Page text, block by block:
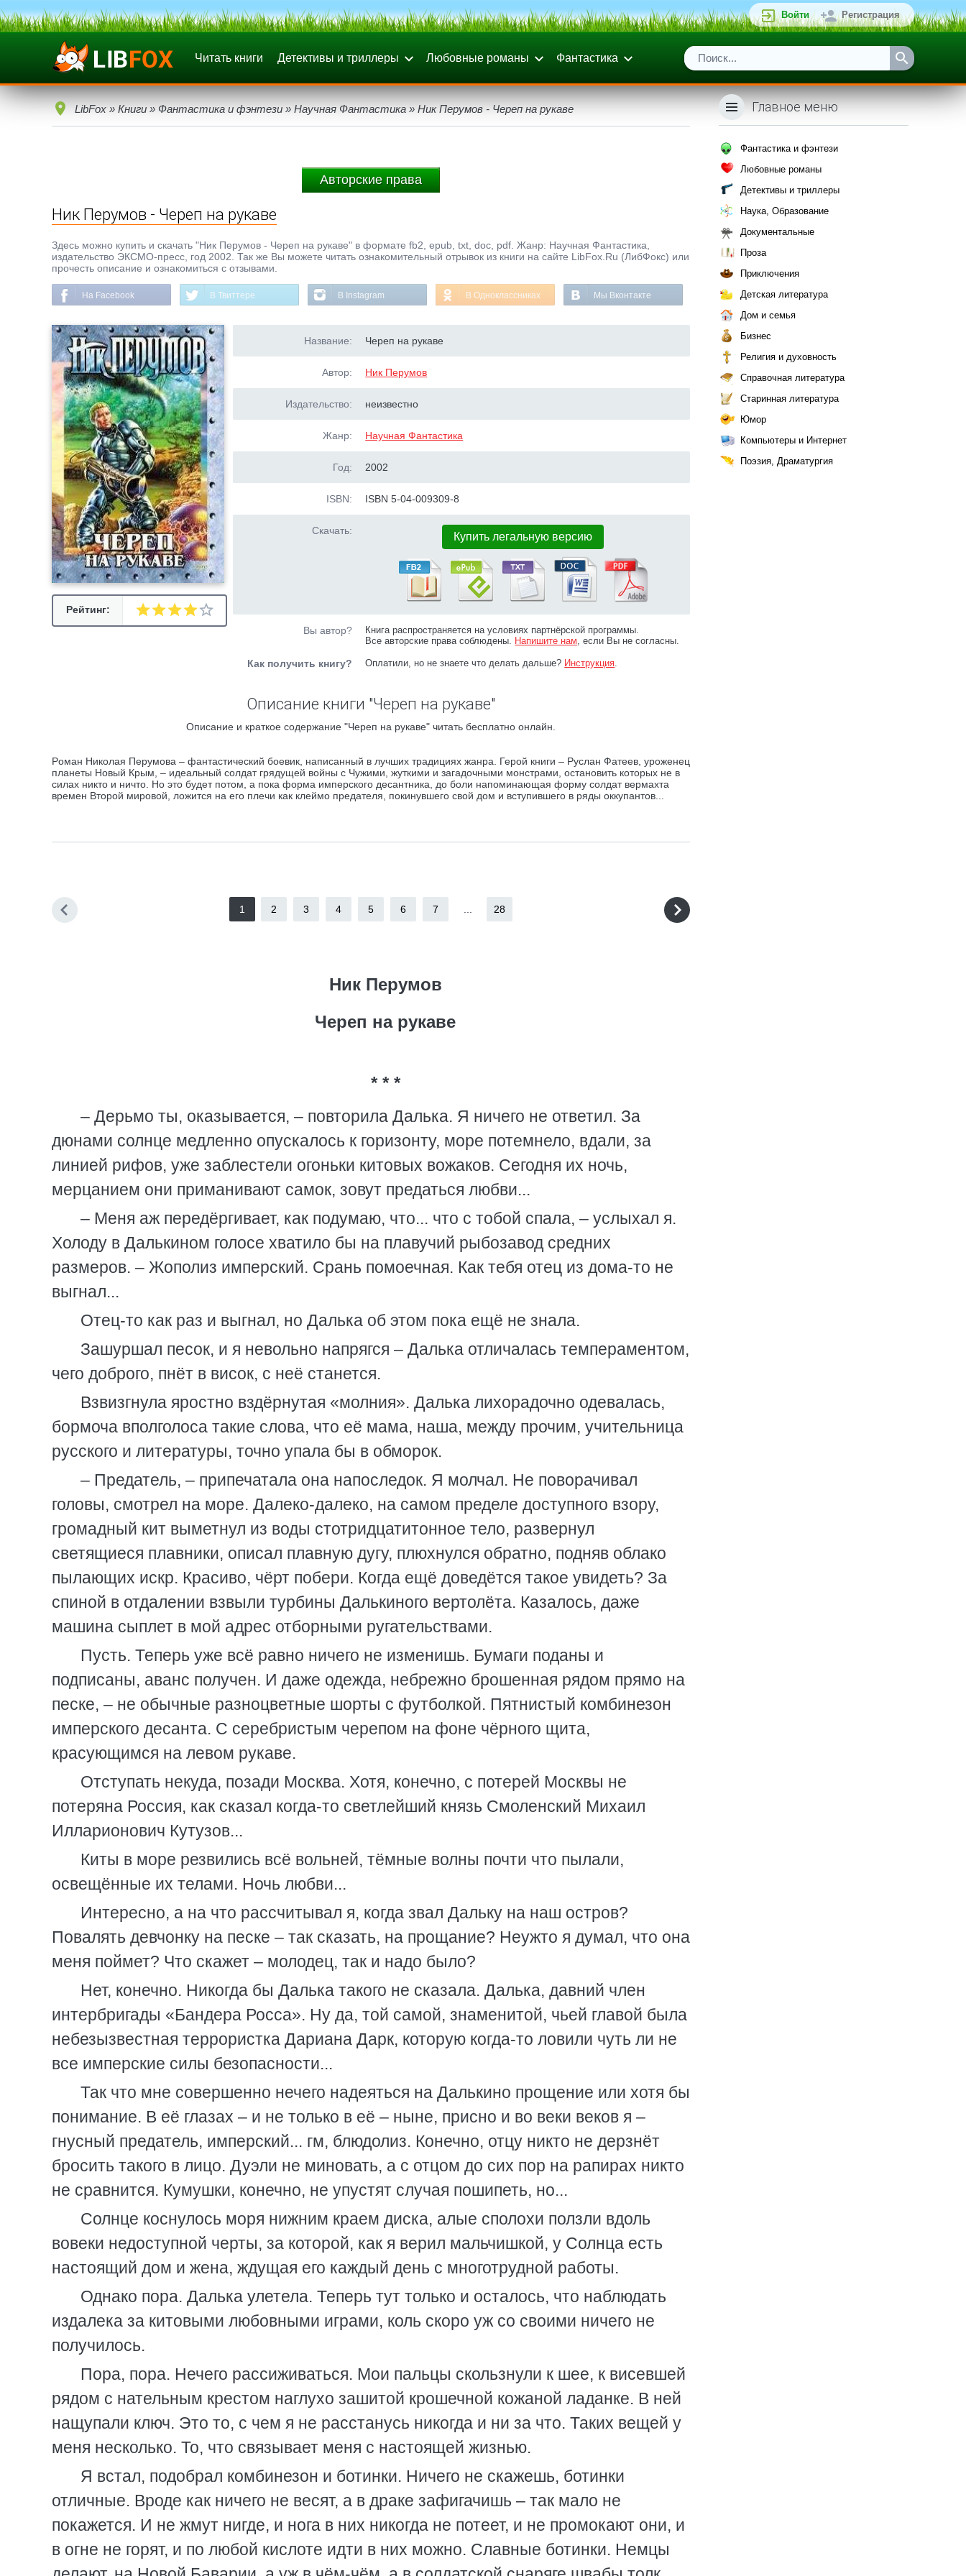
Войти Регистрация
Читать книги Детективы и триллеры Любовные романы Фантастика
LibFox » Книги » Фантастика и фэнтези » Научная Фантастика » Ник Перумов - Череп на рукаве
Авторские права
Ник Перумов - Череп на рукаве
Здесь можно купить и скачать "Ник Перумов - Череп на рукаве" в формате fb2, epub, txt, doc, pdf. Жанр: Научная Фантастика,
издательство ЭКСМО-пресс, год 2002. Так же Вы можете читать ознакомительный отрывок из книги на сайте LibFox.Ru (ЛибФокс) или
прочесть описание и ознакомиться с отзывами.
На Facebook В Твиттере В Instagram В Одноклассниках Мы Вконтакте
Рейтинг:
Название: Череп на рукаве
Автор: Ник Перумов
Издательство: неизвестно
Жанр: Научная Фантастика
Год: 2002
ISBN: ISBN 5-04-009309-8
Скачать: Купить легальную версию
Вы автор?
Книга распространяется на условиях партнёрской программы.
Все авторские права соблюдены. Напишите нам, если Вы не согласны.
Как получить книгу? Оплатили, но не знаете что делать дальше? Инструкция.
Описание книги "Череп на рукаве"
Описание и краткое содержание "Череп на рукаве" читать бесплатно онлайн.
Pоман Николая Перумова – фантастический боевик, написанный в лучших традициях жанра. Герой книги – Руслан Фатеев, уроженец
планеты Новый Крым, – идеальный солдат грядущей войны с Чужими, жуткими и загадочными монстрами, остановить которых не в
силах никто и ничто. Но это будет потом, а пока форма имперского десантника, до боли напоминающая форму солдат вермахта
времен Второй мировой, ложится на его плечи как клеймо предателя, покинувшего свой дом и вступившего в ряды оккупантов...
1 2 3 4 5 6 7 28
Ник Перумов
Череп на рукаве
* * *
– Дерьмо ты, оказывается, – повторила Далька. Я ничего не ответил. За
дюнами солнце медленно опускалось к горизонту, море потемнело, вдали, за
линией рифов, уже заблестели огоньки китовых вожаков. Сегодня их ночь,
мерцанием они приманивают самок, зовут предаться любви...
– Меня аж передёргивает, как подумаю, что... что с тобой спала, – услыхал я.
Холоду в Далькином голосе хватило бы на плавучий рыбозавод средних
размеров. – Жополиз имперский. Срань помоечная. Как тебя отец из дома-то не
выгнал...
Отец-то как раз и выгнал, но Далька об этом пока ещё не знала.
Зашуршал песок, и я невольно напрягся – Далька отличалась темпераментом,
чего доброго, пнёт в висок, с неё станется.
Взвизгнула яростно вздёрнутая «молния». Далька лихорадочно одевалась,
бормоча вполголоса такие слова, что её мама, наша, между прочим, учительница
русского и литературы, точно упала бы в обморок.
– Предатель, – припечатала она напоследок. Я молчал. Не поворачивал
головы, смотрел на море. Далеко-далеко, на самом пределе доступного взору,
громадный кит выметнул из воды стотридцатитонное тело, развернул
светящиеся плавники, описал плавную дугу, плюхнулся обратно, подняв облако
пылающих искр. Красиво, чёрт побери. Когда ещё доведётся такое увидеть? За
спиной в отдалении взвыли турбины Далькиного вертолёта. Казалось, даже
машина сыплет в мой адрес отборными ругательствами.
Пусть. Теперь уже всё равно ничего не изменишь. Бумаги поданы и
подписаны, аванс получен. И даже одежда, небрежно брошенная рядом прямо на
песке, – не обычные разноцветные шорты с футболкой. Пятнистый комбинезон
имперского десанта. С серебристым черепом на фоне чёрного щита,
красующимся на левом рукаве.
Отступать некуда, позади Москва. Хотя, конечно, с потерей Москвы не
потеряна Россия, как сказал когда-то светлейший князь Смоленский Михаил
Илларионович Кутузов...
Киты в море резвились всё вольней, тёмные волны почти что пылали,
освещённые их телами. Ночь любви...
Интересно, а на что рассчитывал я, когда звал Дальку на наш остров?
Повалять девчонку на песке – так сказать, на прощание? Неужто я думал, что она
меня поймет? Что скажет – молодец, так и надо было?
Нет, конечно. Никогда бы Далька такого не сказала. Далька, давний член
интербригады «Бандера Росса». Ну да, той самой, знаменитой, чьей главой была
небезызвестная террористка Дариана Дарк, которую когда-то ловили чуть ли не
все имперские силы безопасности...
Так что мне совершенно нечего надеяться на Далькино прощение или хотя бы
понимание. В её глазах – и не только в её – ныне, присно и во веки веков я –
гнусный предатель, имперский... гм, блюдолиз. Конечно, отцу никто не дерзнёт
бросить такого в лицо. Дуэли не миновать, а с отцом до сих пор на рапирах никто
не сравнится. Кумушки, конечно, не упустят случая пошипеть, но...
Солнце коснулось моря нижним краем диска, алые сполохи ползли вдоль
вовеки недоступной черты, за которой, как я верил мальчишкой, у Солнца есть
настоящий дом и жена, ждущая его каждый день с многотрудной работы.
Однако пора. Далька улетела. Теперь тут только и осталось, что наблюдать
издалека за китовыми любовными играми, коль скоро уж со своими ничего не
получилось.
Пора, пора. Нечего рассиживаться. Мои пальцы скользнули к шее, к висевшей
рядом с нательным крестом наглухо зашитой крошечной кожаной ладанке. В ней
нащупали ключ. Это то, с чем я не расстанусь никогда и ни за что. Таких вещей у
меня несколько. То, что связывает меня с настоящей жизнью.
Я встал, подобрал комбинезон и ботинки. Ничего не скажешь, ботинки
отличные. Вроде как ничего не весят, а в драке зафигачишь – так мало не
покажется. И не жмут нигде, и нога в них никогда не потеет, и не промокают они, и
в огне не горят, и по любой кислоте идти в них можно. Славные ботинки. Немцы
Главное меню
Фантастика и фэнтези
Любовные романы
Детективы и триллеры
Наука, Образование
Документальные
Проза
Приключения
Детская литература
Дом и семья
Бизнес
Религия и духовность
Справочная литература
Старинная литература
Юмор
Компьютеры и Интернет
Поэзия, Драматургия